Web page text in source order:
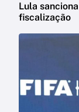
Lula
fiscalização